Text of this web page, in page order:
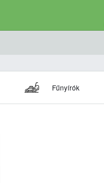
Fűnyírók